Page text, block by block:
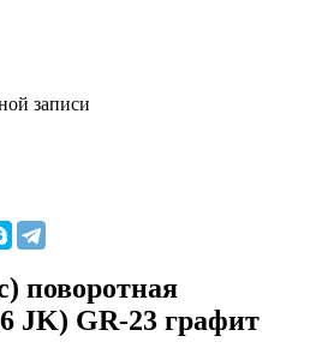
записи
поворотная
JK) GR-23 графит